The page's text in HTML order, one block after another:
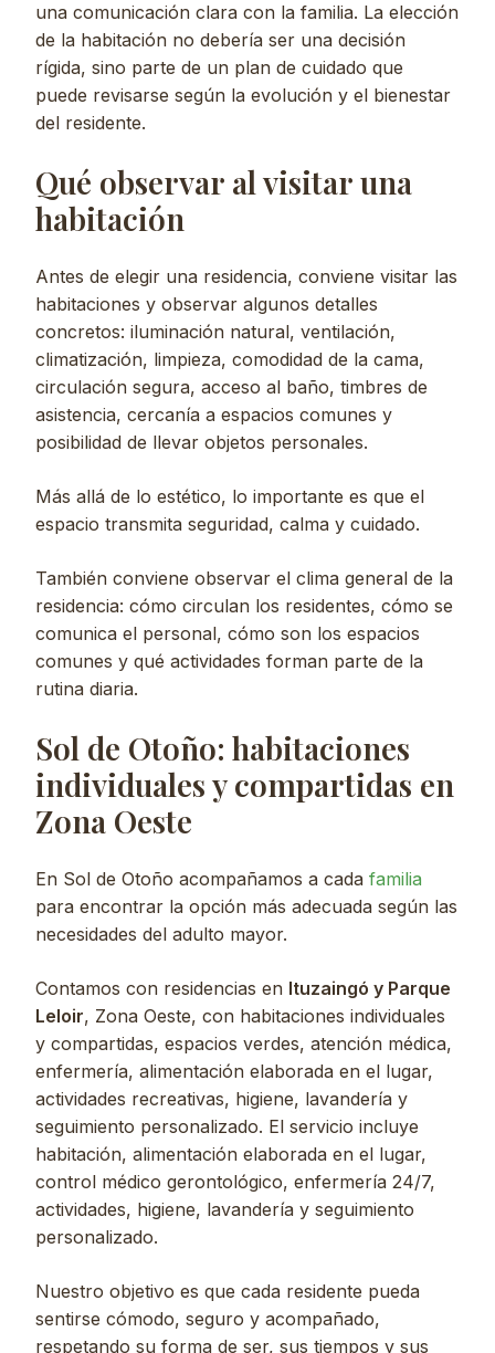
una comunicación clara con la familia. La elección
de la habitación no debería ser una decisión
rígida, sino parte de un plan de cuidado que
puede revisarse según la evolución y el bienestar
del residente.
Qué observar al visitar una
habitación
Antes de elegir una residencia, conviene visitar las
habitaciones y observar algunos detalles
concretos: iluminación natural, ventilación,
climatización, limpieza, comodidad de la cama,
circulación segura, acceso al baño, timbres de
asistencia, cercanía a espacios comunes y
posibilidad de llevar objetos personales.
Más allá de lo estético, lo importante es que el
espacio transmita seguridad, calma y cuidado.
También conviene observar el clima general de la
residencia: cómo circulan los residentes, cómo se
comunica el personal, cómo son los espacios
comunes y qué actividades forman parte de la
rutina diaria.
Sol de Otoño: habitaciones
individuales y compartidas en
Zona Oeste
En Sol de Otoño acompañamos a cada familia
para encontrar la opción más adecuada según las
necesidades del adulto mayor.
Contamos con residencias en Ituzaingó y Parque
Leloir, Zona Oeste, con habitaciones individuales
y compartidas, espacios verdes, atención médica,
enfermería, alimentación elaborada en el lugar,
actividades recreativas, higiene, lavandería y
seguimiento personalizado. El servicio incluye
habitación, alimentación elaborada en el lugar,
control médico gerontológico, enfermería 24/7,
actividades, higiene, lavandería y seguimiento
personalizado.
Nuestro objetivo es que cada residente pueda
sentirse cómodo, seguro y acompañado,
respetando su forma de ser, sus tiempos y sus